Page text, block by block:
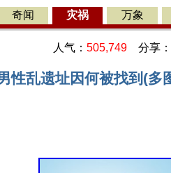
奇闻 灾祸 万象
人气： 505,749 分享：
性乱遗址因何被找到(多